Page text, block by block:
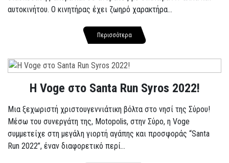
αυτοκινήτου. Ο κινητήρας έχει ζωηρό χαρακτήρα...
Περισσότερα
Η Voge στο Santa Run Syros 2022!
Μια ξεχωριστή χριστουγεννιάτικη βόλτα στο νησί της Σύρου!
Μέσω του συνεργάτη της, Motopolis, στην Σύρο, η Voge
συμμετείχε στη μεγάλη γιορτή αγάπης και προσφοράς “Santa
Run 2022”, έναν διαφορετικό περί...